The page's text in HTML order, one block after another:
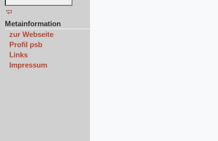
Metainformation
zur Webseite
Profil psb
Links
Impressum